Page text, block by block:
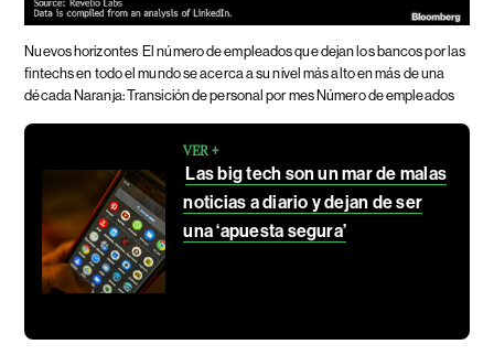
Nuevos horizontes El número de empleados que dejan los bancos por las
fintechs en todo el mundo se acerca a su nivel más alto en más de una
década Naranja: Transición de personal por mes Número de empleados
VER +
Las big tech son un mar de malas
noticias a diario y dejan de ser
una ‘apuesta segura’